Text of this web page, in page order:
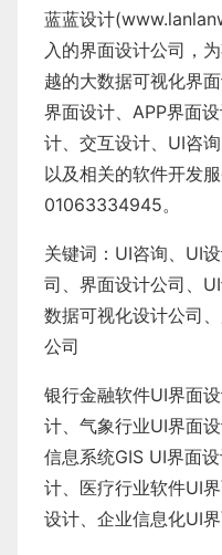
蓝蓝设计(
入的界面设计公司，
越的大数据可视化界
界面设计、 APP界面
计、 交互设计、 UI咨询
以及相关的软件开发
01063334945。
关键词： UI咨询、 UI
司、界面设计公司、
数据可视化设计公司 、
公司
银行金融软件UI界面
计、 气象行业UI界面
信息系统GIS UI界面
计、 医疗行业软件UI
设计、 企业信息化UI